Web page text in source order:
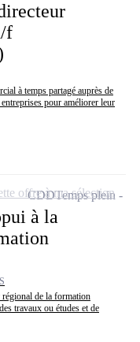
f
à temps partagé auprès de
pour améliorer leur
à la
de la formation
travaux ou études et de
CDDTemps plein
offre à ma sélection